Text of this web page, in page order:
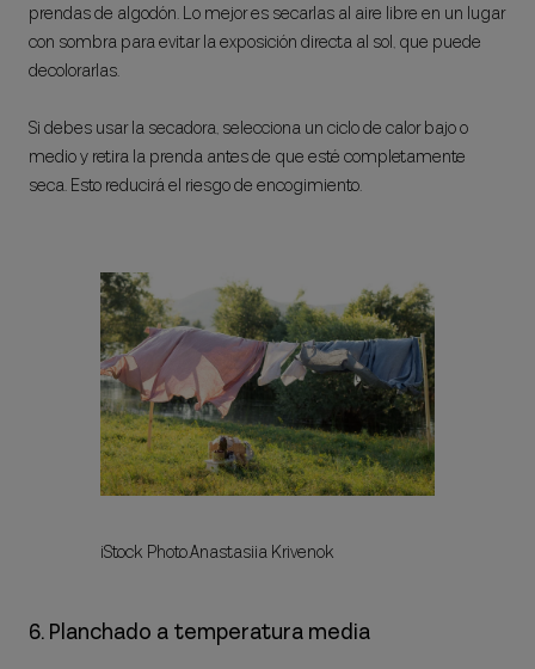
prendas de algodón. Lo mejor es secarlas al aire libre en un lugar
con sombra para evitar la exposición directa al sol, que puede
decolorarlas.
Si debes usar la secadora, selecciona un ciclo de calor bajo o
medio y retira la prenda antes de que esté completamente
seca. Esto reducirá el riesgo de encogimiento.
iStock Photo.Anastasiia Krivenok
6. Planchado a temperatura media